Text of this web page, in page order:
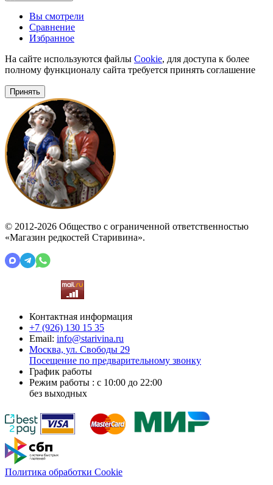
Вы смотрели
Сравнение
Избранное
На сайте используются файлы Cookie, для доступа к более
полному функционалу сайта требуется принять соглашение
Принять
© 2012-2026 Общество с ограниченной ответственностью
«Магазин редкостей Старивина».
Контактная информация
+7 (926) 130 15 35
Email: info@starivina.ru
Москва, ул. Свободы 29
Посещение по предварительному звонку
График работы
Режим работы : с 10:00 до 22:00
без выходных
Политика обработки Cookie